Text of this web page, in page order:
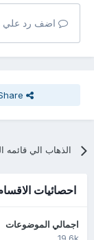
اضف رد علي
Share
الذهاب الي قائمه
احصائيات الاقسام
اجمالي الموضوعات